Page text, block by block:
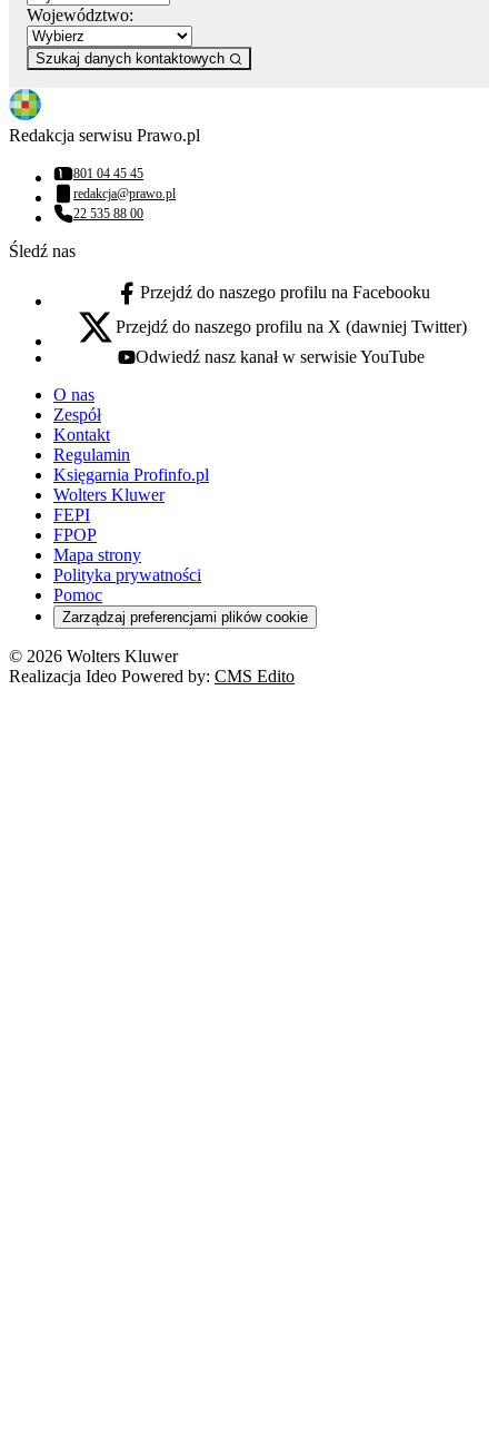
Województwo:
Szukaj danych kontaktowych
Redakcja serwisu Prawo.pl
Numer telefonu:
801 04 45 45
Adres email:
redakcja@prawo.pl
Numer telefonu:
22 535 88 00
Śledź nas
facebook - otwiera się w nowej karcie
Przejdź do naszego profilu na Facebooku
x - otwiera się w nowej karcie
Przejdź do naszego profilu na X (dawniej Twitter)
youtube - otwiera się w nowej karcie
Odwiedź nasz kanał w serwisie YouTube
O nas
Zespół
Kontakt
Regulamin
Księgarnia Profinfo.pl
Wolters Kluwer
FEPI
FPOP
Mapa strony
Polityka prywatności
Pomoc
Zarządzaj preferencjami plików cookie
© 2026 Wolters Kluwer
Realizacja Ideo Powered by: CMS Edito